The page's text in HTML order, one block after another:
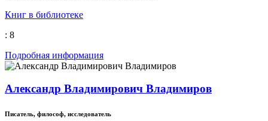
Книг в библиотеке
: 8
Подробная информация
Александр Владимирович Владимиров
Писатель, философ, исследователь